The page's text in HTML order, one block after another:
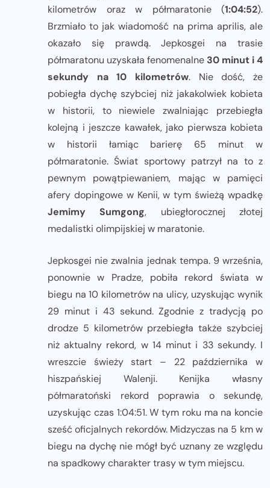
kilometrów oraz w półmaratonie (1:04:52).
Brzmiało to jak wiadomość na prima aprilis, ale
okazało się prawdą. Jepkosgei na trasie
półmaratonu uzyskała fenomenalne 30 minut i 4
sekundy na 10 kilometrów. Nie dość, że
pobiegła dychę szybciej niż jakakolwiek kobieta
w historii, to niewiele zwalniając przebiegła
kolejną i jeszcze kawałek, jako pierwsza kobieta
w historii łamiąc barierę 65 minut w
półmaratonie. Świat sportowy patrzył na to z
pewnym powątpiewaniem, mając w pamięci
afery dopingowe w Kenii, w tym świeżą wpadkę
Jemimy Sumgong, ubiegłorocznej złotej
medalistki olimpijskiej w maratonie.
Jepkosgei nie zwalnia jednak tempa. 9 września,
ponownie w Pradze, pobiła rekord świata w
biegu na 10 kilometrów na ulicy, uzyskując wynik
29 minut i 43 sekund. Zgodnie z tradycją po
drodze 5 kilometrów przebiegła także szybciej
niż aktualny rekord, w 14 minut i 33 sekundy. I
wreszcie świeży start – 22 października w
hiszpańskiej Walenji. Kenijka własny
półmaratoński rekord poprawia o sekundę,
uzyskując czas 1:04:51. W tym roku ma na koncie
sześć oficjalnych rekordów. Midzyczas na 5 km w
biegu na dychę nie mógł być uznany ze względu
na spadkowy charakter trasy w tym miejscu.